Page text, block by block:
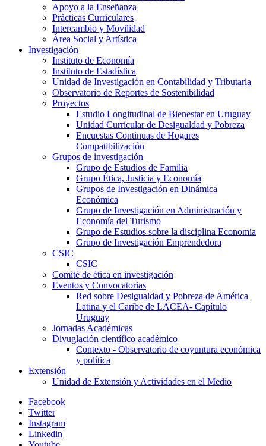
Apoyo a la Enseñanza
Prácticas Curriculares
Intercambio y Movilidad
Área Social y Artística
Investigación
Instituto de Economía
Instituto de Estadística
Unidad de Investigación en Contabilidad y Tributaria
Observatorio de Reportes de Sostenibilidad
Proyectos
Estudio Longitudinal de Bienestar en Uruguay
Unidad Curricular de Desigualdad y Pobreza
Encuestas Continuas de Hogares
Compatibilización
Grupos de investigación
Grupo de Estudios de Familia
Grupo Ética, Justicia y Economía
Grupos de Investigación en Dinámica
Económica
Grupo de Investigación en Administración y
Economía del Turismo
Grupo de Estudios sobre la disciplina Economía
Grupo de Investigación Emprendedora
CSIC
CSIC
Comité de ética en investigación
Eventos y Convocatorias
Red sobre Desigualdad y Pobreza de América
Latina y el Caribe de LACEA- Capítulo
Uruguay
Jornadas Académicas
Divuglación científico académico
Contexto - Observatorio de coyuntura económica
y política
Extensión
Unidad de Extensión y Actividades en el Medio
Facebook
Twitter
Instagram
Linkedin